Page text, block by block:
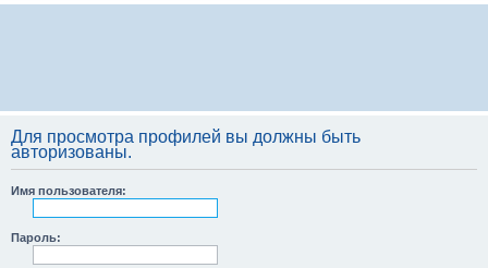
ои
Для просмотра профилей вы должны быть
авторизованы.
Имя пользователя:
Пароль: